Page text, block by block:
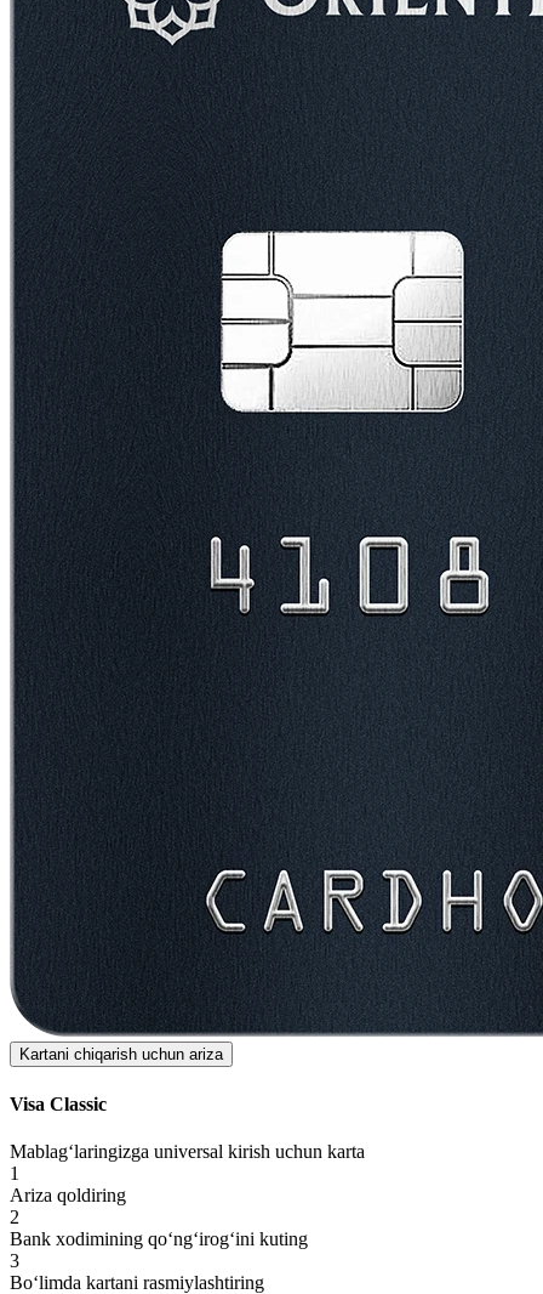
Kartani chiqarish uchun ariza
Visa Classic
Mablag‘laringizga universal kirish uchun karta
1
Ariza qoldiring
2
Bank xodimining qo‘ng‘irog‘ini kuting
3
Bo‘limda kartani rasmiylashtiring